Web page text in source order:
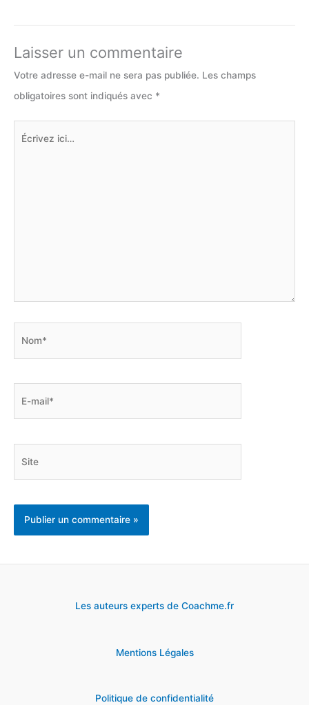
Laisser un commentaire
Votre adresse e-mail ne sera pas publiée. Les champs
obligatoires sont indiqués avec *
Les auteurs experts de Coachme.fr
Mentions Légales
Politique de confidentialité